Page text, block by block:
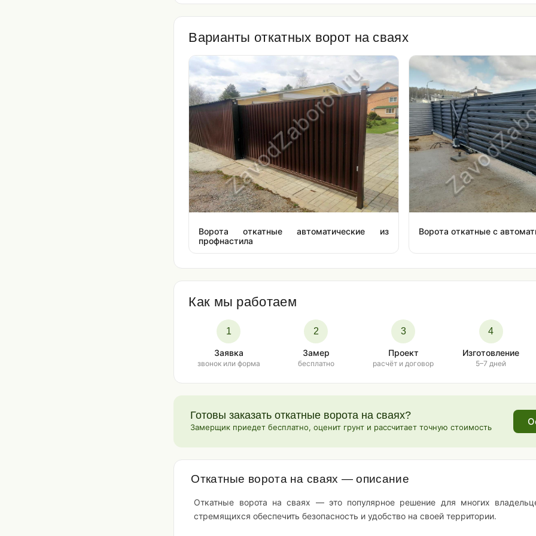
Варианты откатных ворот на сваях
Ворота откатные автоматические из
профнастила
Ворота откатные с
Как мы работаем
1
Заявка
звонок или форма
2
Замер
бесплатно
3
Проект
расчёт и договор
4
Изготовление
5–7 дней
Готовы заказать откатные ворота на сваях?
Замерщик приедет бесплатно, оценит грунт и рассчитает точную стоимость
Откатные ворота на сваях — описание
Откатные ворота на сваях — это популярное решение для многих
стремящихся обеспечить безопасность и удобство на своей территории.